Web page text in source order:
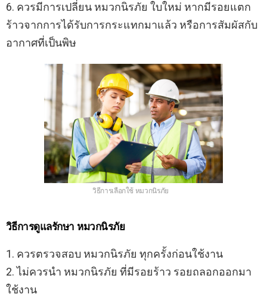
6. ควรมีการเปลี่ยน หมวกนิรภัย ใบใหม่ หากมีรอยแตก
ร้าวจากการได้รับการกระแทกมาแล้ว หรือการสัมผัสกับ
อากาศที่เป็นพิษ
วิธีการเลือกใช้ หมวกนิรภัย
วิธีการดูแลรักษา หมวกนิรภัย
1. ควรตรวจสอบ หมวกนิรภัย ทุกครั้งก่อนใช้งาน
2. ไม่ควรนำ หมวกนิรภัย ที่มีรอยร้าว รอยถลอกออกมา
ใช้งาน